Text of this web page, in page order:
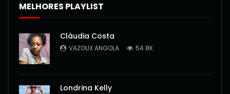
MELHORES PLAYLIST
Cláudia Costa
VAZOUX ANGOLA 54.8K
Londrina Kelly